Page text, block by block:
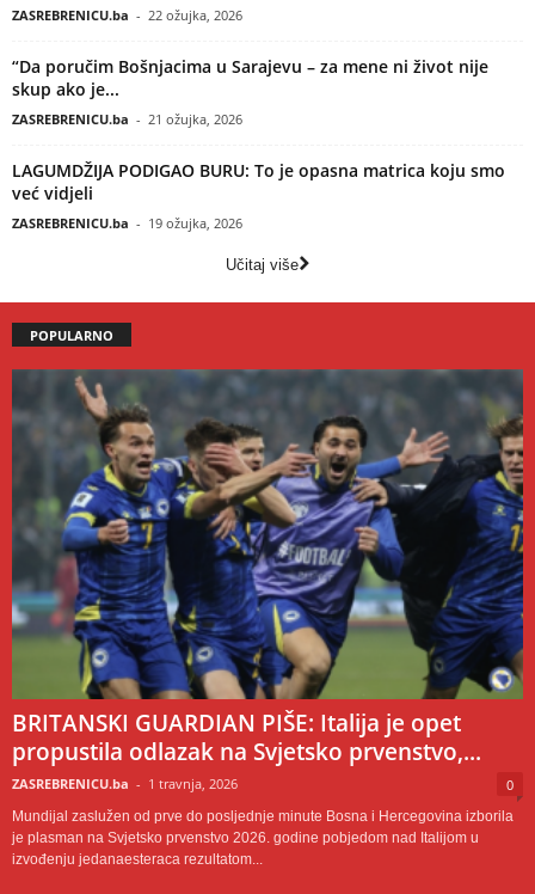
ZASREBRENICU.ba - 22 ožujka, 2026
“Da poručim Bošnjacima u Sarajevu – za mene ni život nije
skup ako je...
ZASREBRENICU.ba - 21 ožujka, 2026
LAGUMDŽIJA PODIGAO BURU: To je opasna matrica koju smo
već vidjeli
ZASREBRENICU.ba - 19 ožujka, 2026
Učitaj više
POPULARNO
BRITANSKI GUARDIAN PIŠE: Italija je opet
propustila odlazak na Svjetsko prvenstvo,...
ZASREBRENICU.ba - 1 travnja, 2026 0
Mundijal zaslužen od prve do posljednje minute Bosna i Hercegovina izborila
je plasman na Svjetsko prvenstvo 2026. godine pobjedom nad Italijom u
izvođenju jedanaesteraca rezultatom...